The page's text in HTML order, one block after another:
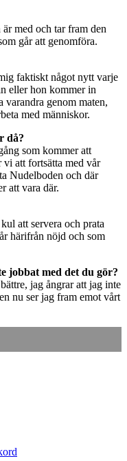
med och tar fram den
går att genomföra.
faktiskt något nytt varje
eller hon kommer in
genom maten,
med människor.
då?
som kommer att
vi att fortsätta med vår
Nudelboden och där
att vara där.
att servera och prata
härifrån nöjd och som
jobbat med det du gör?
jag ångrar att jag inte
nu ser jag fram emot vårt